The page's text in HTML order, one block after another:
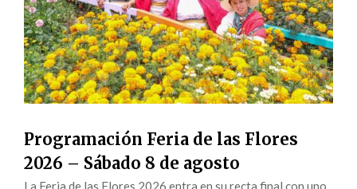
Programación Feria de las Flores
2026 – Sábado 8 de agosto
La Feria de las Flores 2026 entra en su recta final con uno